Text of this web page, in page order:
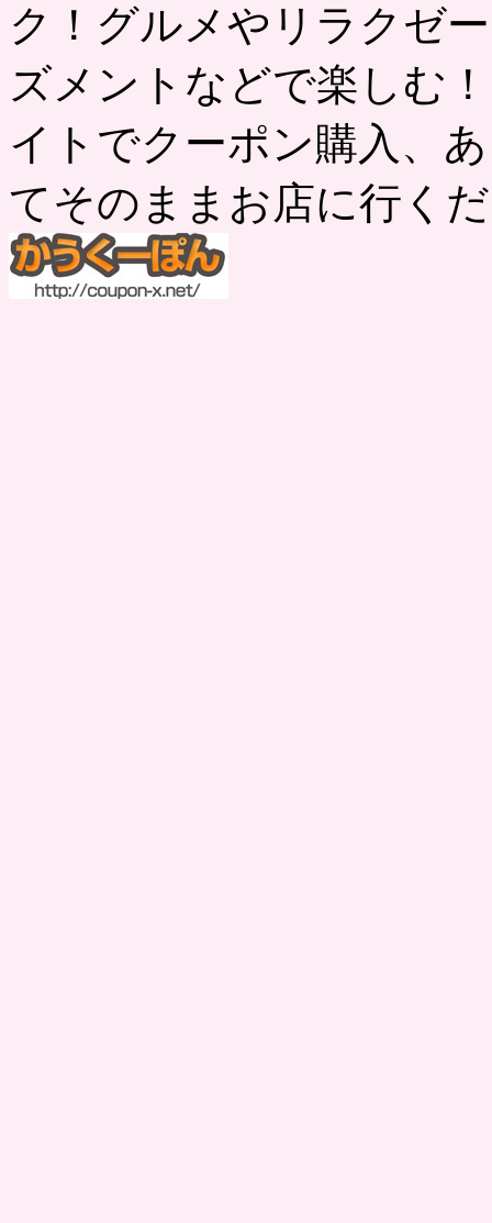
ク！グルメやリラクゼ
ズメントなどで楽しむ
イトでクーポン購入、
てそのままお店に行く